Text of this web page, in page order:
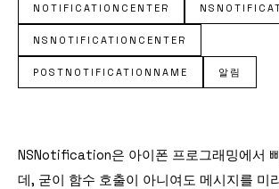
NOTIFICATIONCENTER
NSNOTIFICATIONCENTER
POSTNOTIFICATIONNAME 알림
NSNotification은 아이폰 프로그래밍에서
데, 굳이 함수 호출이 아니여도 메시지를 미